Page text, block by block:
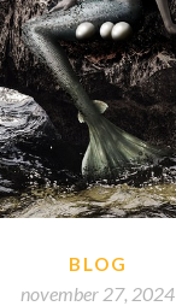
BLOG
november 27, 2024